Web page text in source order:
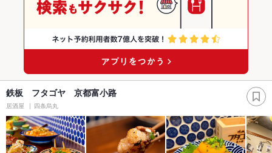
鉄板 フタゴヤ 京都富小路
居酒屋 四条烏丸